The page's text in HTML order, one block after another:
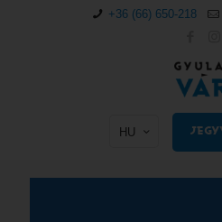
+36 (66) 650-218
HU